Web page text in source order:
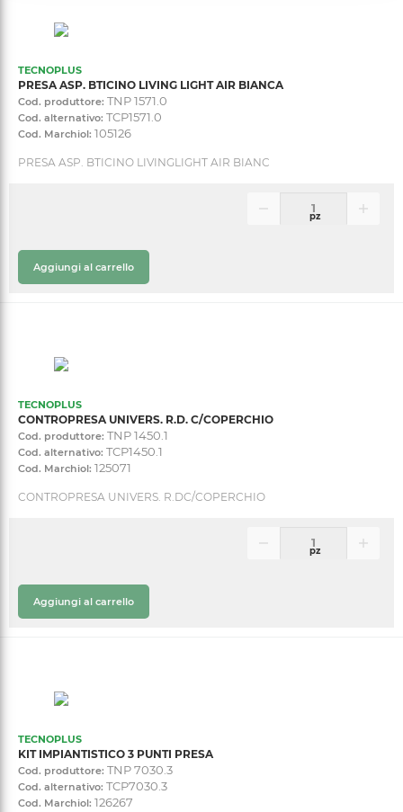
TECNOPLUS
PRESA ASP. BTICINO LIVING LIGHT AIR BIANCA
Cod. produttore: TNP 1571.0
Cod. alternativo: TCP1571.0
Cod. Marchiol: 105126
PRESA ASP. BTICINO LIVINGLIGHT AIR BIANC
pz
Aggiungi al carrello
TECNOPLUS
CONTROPRESA UNIVERS. R.D. C/COPERCHIO
Cod. produttore: TNP 1450.1
Cod. alternativo: TCP1450.1
Cod. Marchiol: 125071
CONTROPRESA UNIVERS. R.DC/COPERCHIO
pz
Aggiungi al carrello
TECNOPLUS
KIT IMPIANTISTICO 3 PUNTI PRESA
Cod. produttore: TNP 7030.3
Cod. alternativo: TCP7030.3
Cod. Marchiol: 126267